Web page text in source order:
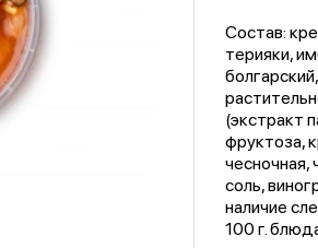
Состав:
терияки,
(экстракт
фруктоза,
чесночная,
соль,
наличие
100 г.